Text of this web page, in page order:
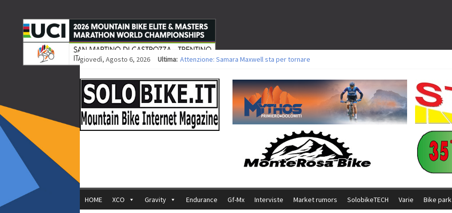
giovedì, Agosto 6, 2026 Ultima: Attenzione: Samara Maxwell sta per tornare
Europei XCO: vittorie per Ghibaudo, Grossmann e Gallis. Signorelli 5^ la migliore tra gli italiani
35ª Marathon Bike della Brianza: l’ultima sfida agonistica di una leggendaria storia
Europei MTB: il Team Relay firma il secondo argento azzurro a Monteceneri
HOME XCO Gravity Endurance Gf-Mx Interviste Market rumors SolobikeTECH Varie Bike park